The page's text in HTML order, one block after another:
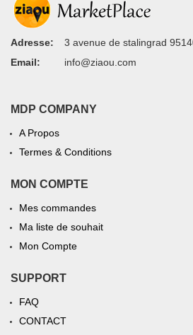
Adresse:
3 avenue de stalingrad
Email:
info@ziaou.com
MDP COMPANY
A Propos
Termes & Conditions
MON COMPTE
Mes commandes
Ma liste de souhait
Mon Compte
SUPPORT
FAQ
CONTACT